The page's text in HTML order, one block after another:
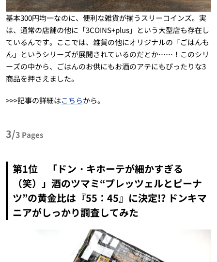
基本300円均一なのに、便利な雑貨が揃うスリーコインズ。実
は、通常の店舗の他に「3COINS+plus」という大型店も存在し
ているんです。ここでは、雑貨の他にオリジナルの「ごはんも
ん」というシリーズが展開されているのだとか……！このシリ
ーズの中から、ごはんのお供にもお酒のアテにもぴったりな3
商品を押さえました。
>>>記事の詳細はこちらから。
3/3 Pages
第1位 「ドン・キホーテが細かすぎる
（笑）」酒のツマミ“プレッツェルとピーナ
ツ”の黄金比は『55：45』に決定!? ドンキマ
ニアがしっかり調査してみた